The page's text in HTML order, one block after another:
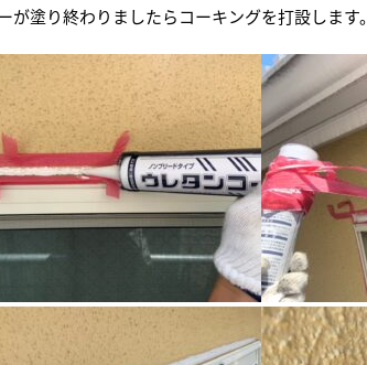
が塗り終わりましたらコーキングを打設します。